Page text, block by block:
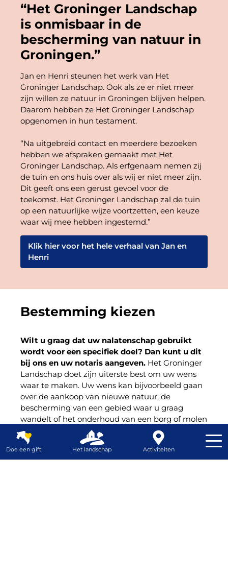
“Het Groninger Landschap
is onmisbaar in de
bescherming van natuur in
Groningen.”
Jan en Henri steunen het werk van Het
Groninger Landschap. Ook als ze er niet meer
zijn willen ze natuur in Groningen blijven helpen.
Daarom hebben ze Het Groninger Landschap
opgenomen in hun testament.
“Na uitgebreid contact en meerdere bezoeken
hebben we afspraken gemaakt met Het
Groninger Landschap. Als erfgenaam nemen zij
de tuin en ons huis over als wij er niet meer zijn.
Dit geeft ons een gerust gevoel voor de
toekomst. Het Groninger Landschap zal de tuin
op een natuurlijke wijze voortzetten, een keuze
waar wij mee hebben ingestemd.”
Klik hier voor het hele verhaal van Jan en
Henri
Bestemming kiezen
Wilt u graag dat uw nalatenschap gebruikt
wordt voor een specifiek doel? Dan kunt u dit
bij ons en uw notaris aangeven. Het Groninger
Landschap doet zijn uiterste best om uw wens
waar te maken. Uw wens kan bijvoorbeeld gaan
over de aankoop van nieuwe natuur, de
bescherming van een gebied waar u graag
wandelt of het onderhoud van een borg of molen
in uw geboortedorp, mits deze in bezit is van Het
Groninger Landschap.
Doe een gift Het landschap Activiteiten